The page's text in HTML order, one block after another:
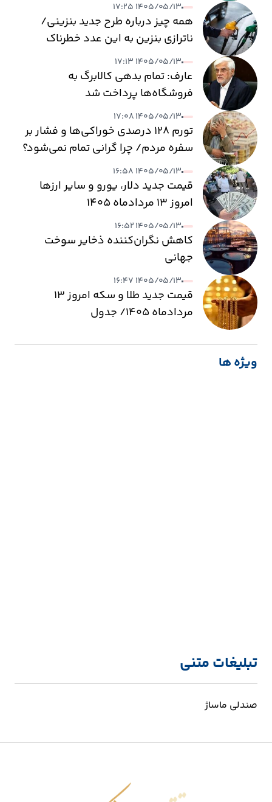
۱۴۰۵/۰۵/۱۳ ۱۷:۲۵
همه چیز درباره طرح جدید بنزینی/
ناترازی بنزین به این عدد خطرناک
می‌رسد
۱۴۰۵/۰۵/۱۳ ۱۷:۱۳
عارف: تمام بدهی کالابرگ به
فروشگاه‌ها پرداخت شد
۱۴۰۵/۰۵/۱۳ ۱۷:۰۸
تورم ۱۲۸ درصدی خوراکی‌ها و فشار بر
سفره مردم/ چرا گرانی تمام نمی‌شود؟
۱۴۰۵/۰۵/۱۳ ۱۶:۵۸
قیمت جدید دلار، یورو و سایر ارزها
امروز ۱۳ مردادماه ۱۴۰۵
۱۴۰۵/۰۵/۱۳ ۱۶:۵۲
کاهش نگران‌کننده ذخایر سوخت
جهانی
۱۴۰۵/۰۵/۱۳ ۱۶:۴۷
قیمت جدید طلا و سکه امروز ۱۳
مردادماه ۱۴۰۵/ جدول
ویژه ها
تبلیغات متنی
صندلی ماساژ
اقتصاد شکوفا